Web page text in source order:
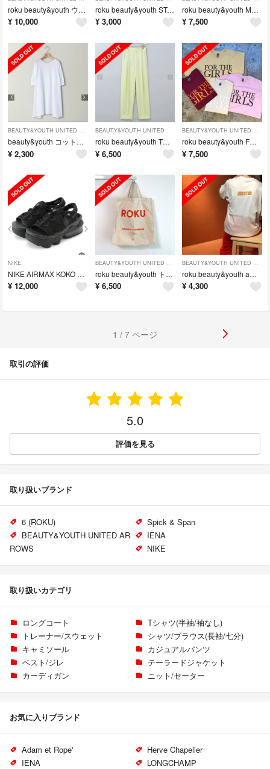
roku beauty&youth ウールカシミヤセーラーカラーニット
¥ 10,000
roku beauty&youth STAND BY ME ロンT
¥ 3,000
roku beauty&youth MULTI BORDER T-SHIRT
¥ 7,500
BEAUTY&YOUTH UNITED ARROWS
beauty&youth コットン天竺Aライン5分袖プルオーバー
¥ 2,300
BEAUTY&YOUTH UNITED ARROWS
roku beauty&youth TWILL TUCK PANTS 36
¥ 6,500
BEAUTY&YOUTH UNITED ARROWS
roku beauty&youth FOR THE GIRLS T
¥ 7,500
NIKE
NIKE AIRMAX KOKO エアマックスココ 23cm
¥ 12,000
BEAUTY&YOUTH UNITED ARROWS
roku beauty&youth トートバッグ エコバッグ
¥ 6,500
BEAUTY&YOUTH UNITED ARROWS
roku beauty&youth americana別注 DIRECTOR T
¥ 4,300
1 / 7 ページ
取引の評価
5.0
評価を見る
取り扱いブランド
6 (ROKU)
Spick & Span
BEAUTY&YOUTH UNITED AR
ROWS
IENA
NIKE
取り扱いカテゴリ
ロングコート
Tシャツ(半袖/袖なし)
トレーナー/スウェット
シャツ/ブラウス(長袖/七分)
キャミソール
カジュアルパンツ
ベスト/ジレ
テーラードジャケット
カーディガン
ニット/セーター
お気に入りブランド
Adam et Rope'
Herve Chapelier
IENA
LONGCHAMP